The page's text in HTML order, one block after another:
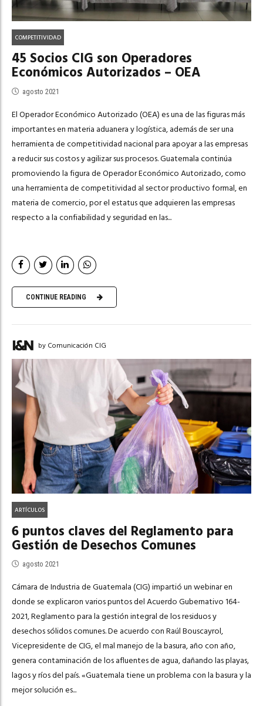
COMPETITIVIDAD
45 Socios CIG son Operadores
Económicos Autorizados – OEA
agosto 2021
El Operador Económico Autorizado (OEA) es una de las figuras más
importantes en materia aduanera y logística, además de ser una
herramienta de competitividad nacional para apoyar a las empresas
a reducir sus costos y agilizar sus procesos. Guatemala continúa
promoviendo la figura de Operador Económico Autorizado, como
una herramienta de competitividad al sector productivo formal, en
materia de comercio, por el estatus que adquieren las empresas
respecto a la confiabilidad y seguridad en las...
CONTINUE READING
by Comunicación CIG
ARTÍCULOS
6 puntos claves del Reglamento para
Gestión de Desechos Comunes
agosto 2021
Cámara de Industria de Guatemala (CIG) impartió un webinar en
donde se explicaron varios puntos del Acuerdo Gubernativo 164-
2021, Reglamento para la gestión integral de los residuos y
desechos sólidos comunes. De acuerdo con Raúl Bouscayrol,
Vicepresidente de CIG, el mal manejo de la basura, año con año,
genera contaminación de los afluentes de agua, dañando las playas,
lagos y ríos del país. «Guatemala tiene un problema con la basura y la
mejor solución es...